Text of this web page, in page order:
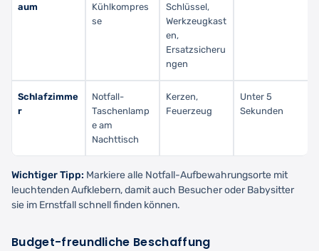
aum
Kühlkompres
se
Schlüssel,
Werkzeugkast
en,
Ersatzsicheru
ngen
Schlafzimme
r
Notfall-
Taschenlamp
e am
Nachttisch
Kerzen,
Feuerzeug
Unter 5
Sekunden
Wichtiger Tipp: Markiere alle Notfall-Aufbewahrungsorte mit
leuchtenden Aufklebern, damit auch Besucher oder Babysitter
sie im Ernstfall schnell finden können.
Budget-freundliche Beschaffung